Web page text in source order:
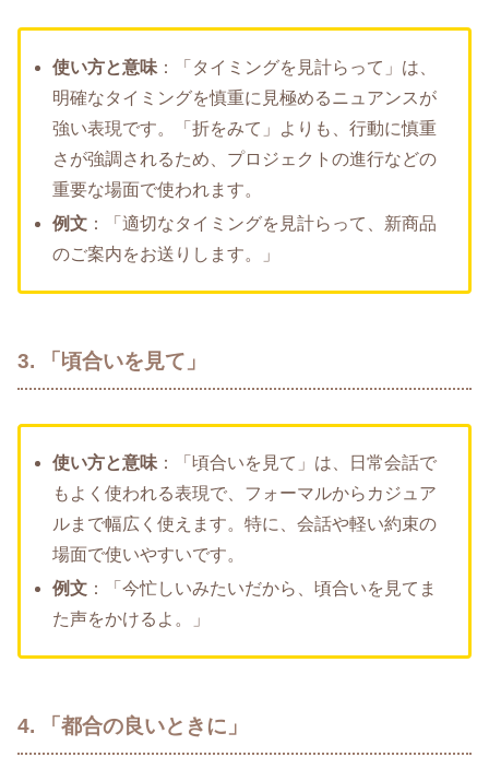
使い方と意味 ：「タイミングを見計らって」は、
明確なタイミングを慎重に見極めるニュアンスが
強い表現です。「折をみて」よりも、行動に慎重
さが強調されるため、プロジェクトの進行などの
重要な場面で使われます。
例文 ：「適切なタイミングを見計らって、新商品
のご案内をお送りします。」
3. 「頃合いを見て」
使い方と意味 ：「頃合いを見て」は、日常会話で
もよく使われる表現で、フォーマルからカジュア
ルまで幅広く使えます。特に、会話や軽い約束の
場面で使いやすいです。
例文 ：「今忙しいみたいだから、頃合いを見てま
た声をかけるよ。」
4. 「都合の良いときに」